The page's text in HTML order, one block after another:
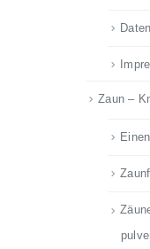
Zaun –